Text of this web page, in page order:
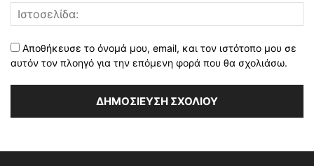
Αποθήκευσε το όνομά μου, email, και τον ιστότοπο μου σε
αυτόν τον πλοηγό για την επόμενη φορά που θα σχολιάσω.